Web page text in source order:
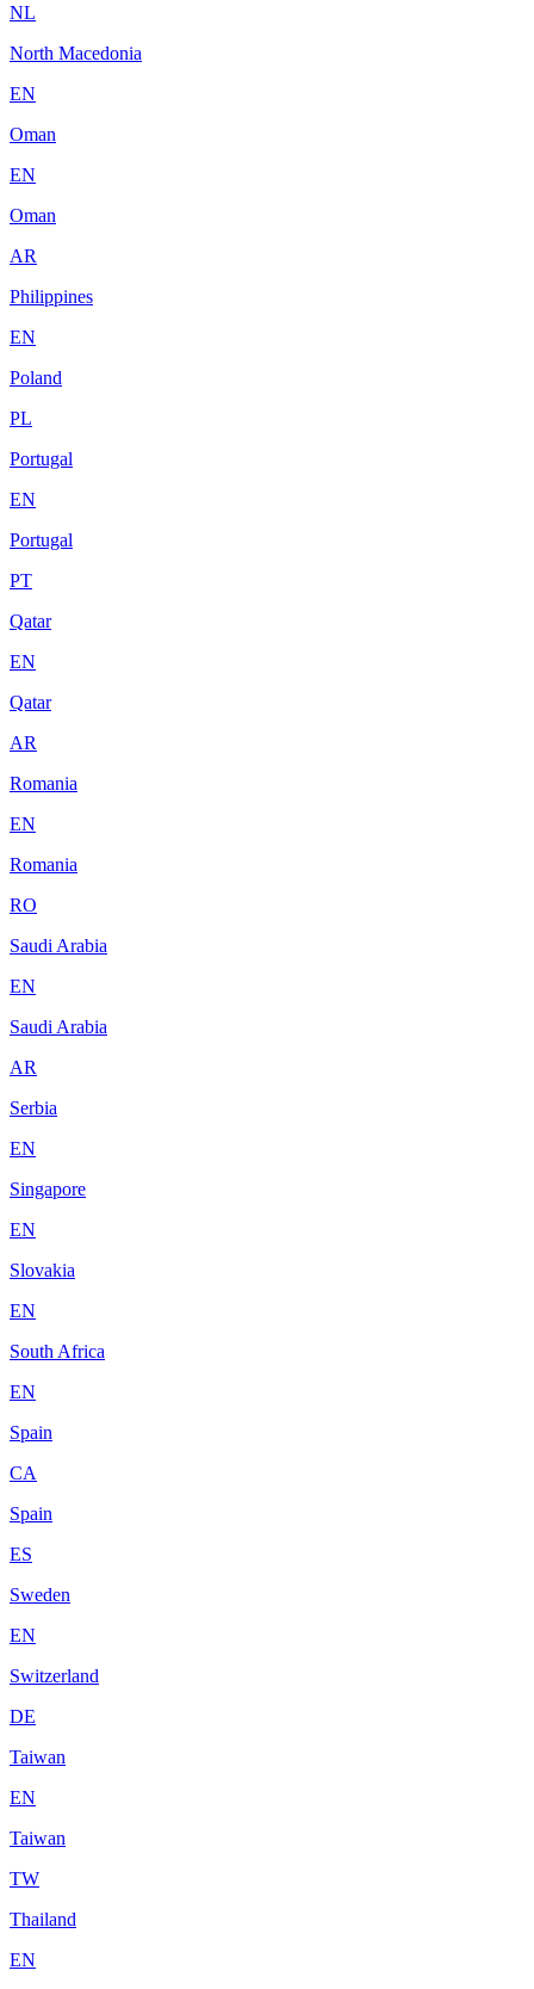
NL
North Macedonia
EN
Oman
EN
Oman
AR
Philippines
EN
Poland
PL
Portugal
EN
Portugal
PT
Qatar
EN
Qatar
AR
Romania
EN
Romania
RO
Saudi Arabia
EN
Saudi Arabia
AR
Serbia
EN
Singapore
EN
Slovakia
EN
South Africa
EN
Spain
CA
Spain
ES
Sweden
EN
Switzerland
DE
Taiwan
EN
Taiwan
TW
Thailand
EN